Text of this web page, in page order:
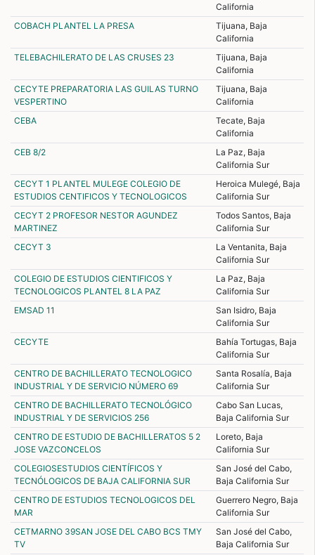
California
COBACH PLANTEL LA PRESA
Tijuana, Baja
California
TELEBACHILERATO DE LAS CRUSES 23
Tijuana, Baja
California
CECYTE PREPARATORIA LAS GUILAS TURNO
VESPERTINO
Tijuana, Baja
California
CEBA
Tecate, Baja
California
CEB 8/2
La Paz, Baja
California Sur
CECYT 1 PLANTEL MULEGE COLEGIO DE
ESTUDIOS CENTIFICOS Y TECNOLOGICOS
Heroica Mulegé, Baja
California Sur
CECYT 2 PROFESOR NESTOR AGUNDEZ
MARTINEZ
Todos Santos, Baja
California Sur
CECYT 3
La Ventanita, Baja
California Sur
COLEGIO DE ESTUDIOS CIENTIFICOS Y
TECNOLOGICOS PLANTEL 8 LA PAZ
La Paz, Baja
California Sur
EMSAD 11
San Isidro, Baja
California Sur
CECYTE
Bahía Tortugas, Baja
California Sur
CENTRO DE BACHILLERATO TECNOLOGICO
INDUSTRIAL Y DE SERVICIO NÚMERO 69
Santa Rosalía, Baja
California Sur
CENTRO DE BACHILLERATO TECNOLÓGICO
INDUSTRIAL Y DE SERVICIOS 256
Cabo San Lucas,
Baja California Sur
CENTRO DE ESTUDIO DE BACHILLERATOS 5 2
JOSE VAZCONCELOS
Loreto, Baja
California Sur
COLEGIOSESTUDIOS CIENTÍFICOS Y
TECNÓLOGICOS DE BAJA CALIFORNIA SUR
San José del Cabo,
Baja California Sur
CENTRO DE ESTUDIOS TECNOLOGICOS DEL
MAR
Guerrero Negro, Baja
California Sur
CETMARNO 39SAN JOSE DEL CABO BCS TMY
TV
San José del Cabo,
Baja California Sur